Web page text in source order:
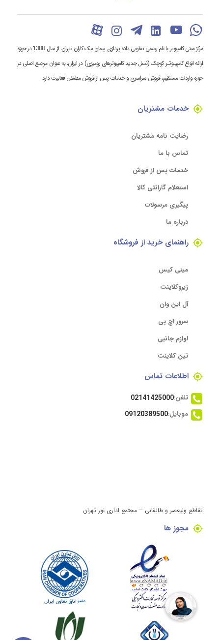
مرکز مینی کامپیوتر با نام رسمی تعاونی داده پردازی پیمان نیک کاران تابران، از سال 1388 در حوزه
ارائه انواع کامپیـوتـر کوچک (نسل جدید کامپیوترهای رومیزی) در ایران، به عنوان مرجـع اصلی در
حوزه واردات مستقیم، فروش سراسری و خدمات پس از فروش مطمئن فعالیت دارد.
خدمات مشتریان
رضایت نامه مشتریان
تماس با ما
خدمات پس از فروش
استعلام گارانتی کالا
پیگیری مرسولات
درباره ما
راهنمای خرید از فروشگاه
مینی کیس
زیروکلاینت
آل این وان
سرور اچ پی
لوازم جانبی
تین کلاینت
اطلاعات تماس
تلفن:02141425000
موبایل:09120389500
تقاطع ولیعصر و طالقانی – مجتمع اداری نور تهران
مجوز ها